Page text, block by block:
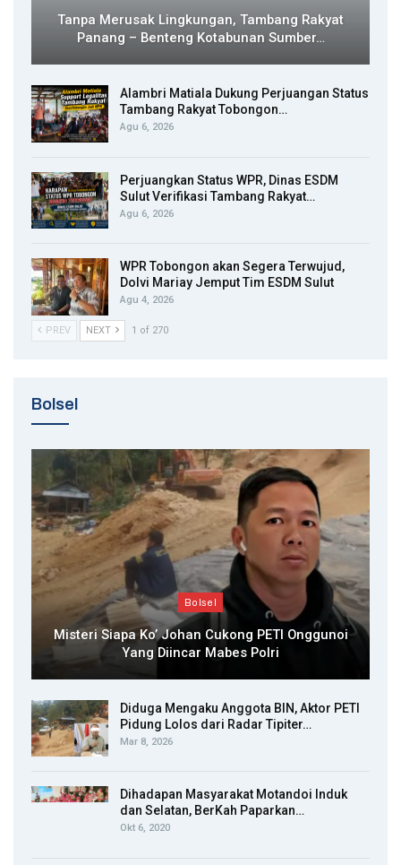
Tanpa Merusak Lingkungan, Tambang Rakyat
Panang – Benteng Kotabunan Sumber…
Alambri Matiala Dukung Perjuangan Status
Tambang Rakyat Tobongon…
Agu 6, 2026
Perjuangkan Status WPR, Dinas ESDM
Sulut Verifikasi Tambang Rakyat…
Agu 6, 2026
WPR Tobongon akan Segera Terwujud,
Dolvi Mariay Jemput Tim ESDM Sulut
Agu 4, 2026
PREV NEXT 1 of 270
Bolsel
Bolsel
Misteri Siapa Ko’ Johan Cukong PETI Onggunoi
Yang Diincar Mabes Polri
Diduga Mengaku Anggota BIN, Aktor PETI
Pidung Lolos dari Radar Tipiter…
Mar 8, 2026
Dihadapan Masyarakat Motandoi Induk
dan Selatan, BerKah Paparkan…
Okt 6, 2020